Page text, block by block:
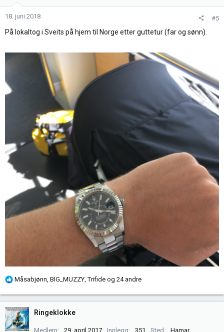
n
r
18. juni 2018 #5
På lokaltog i Sveits på hjem til Norge etter guttetur (far og sønn).
R
k
s
j
Måsabjønn BIG_MUZZY ,Trifide og 24 andre
Ringeklokke
Medlem 29. april 2017 Innlegg 351 Sted Hamar